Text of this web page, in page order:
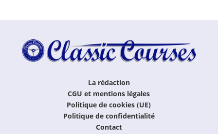
La rédaction
CGU et mentions légales
Politique de cookies (UE)
Politique de confidentialité
Contact